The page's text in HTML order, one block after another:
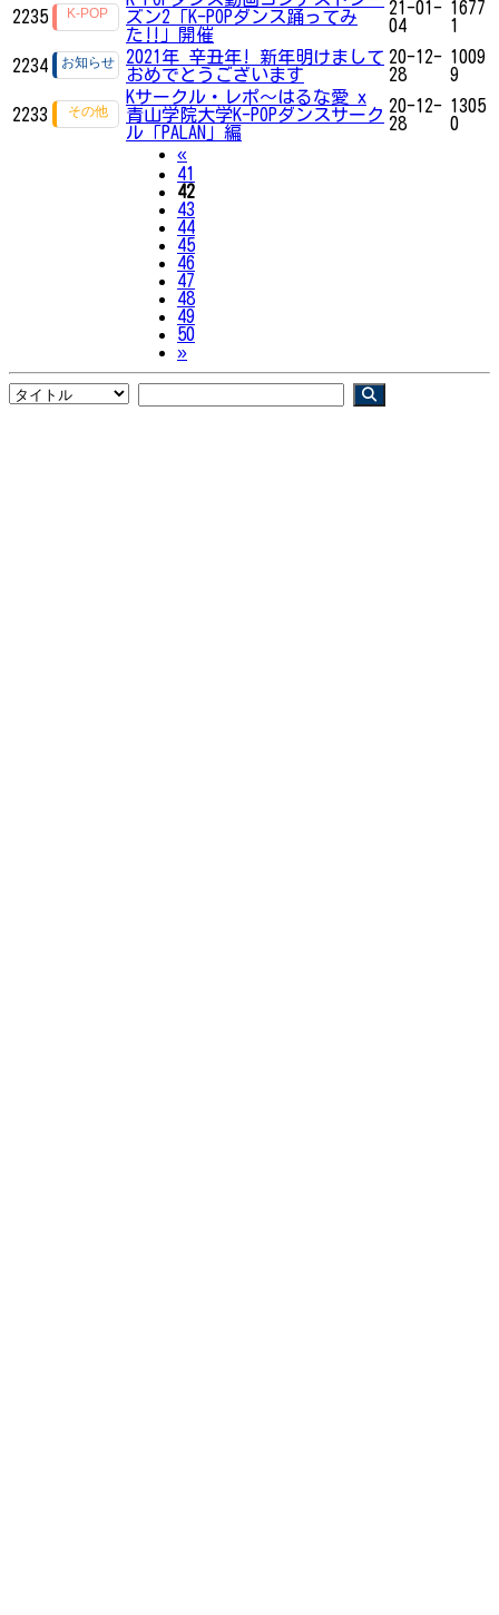
2235
ズン2「K-POPダンス踊ってみ
た‼」開催
21-01-
04
1677
1
2234
2021年 辛丑年! 新年明けまして
おめでとうございます
20-12-
28
1009
9
2233
Kサークル・レポ〜はるな愛 x
青山学院大学K-POPダンスサーク
ル「PALAN」編
20-12-
28
1305
0
«Previous
41
42
43
44
45
46
47
48
49
50
»Next